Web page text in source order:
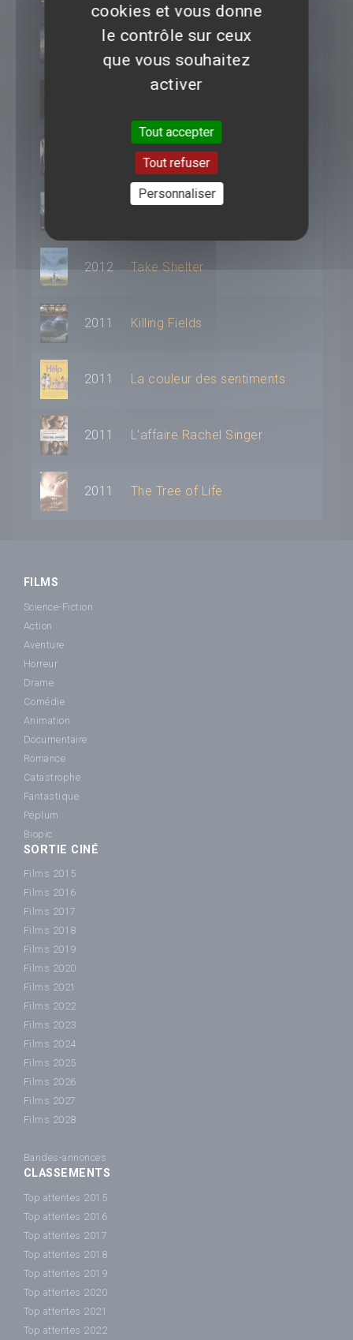
2014 Interstellar
Zero Dark Thirty
2012 Take Shelter
2011 Killing Fields
2011 La couleur des sentiments
2011 L'affaire Rachel Singer
2011 The Tree of Life
FILMS
Science-Fiction
Action
Aventure
Horreur
Drame
Comédie
Animation
Documentaire
Romance
Catastrophe
Fantastique
Péplum
Biopic
SORTIE CINÉ
Films 2015
Films 2016
Films 2017
Films 2018
Films 2019
Films 2020
Films 2021
Films 2022
Films 2023
Films 2024
Films 2025
Films 2026
Films 2027
Films 2028
Bandes-annonces
CLASSEMENTS
Top attentes 2015
Top attentes 2016
Top attentes 2017
Top attentes 2018
Top attentes 2019
Top attentes 2020
Top attentes 2021
Top attentes 2022
cookies et vous donne
le contrôle sur ceux
que vous souhaitez
activer
Tout accepter
Tout refuser
Personnaliser